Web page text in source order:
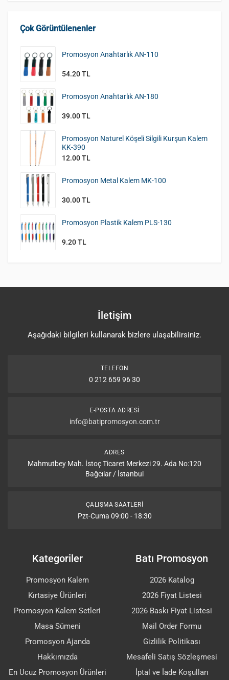
Çok Görüntülenenler
Promosyon Anahtarlık AN-110
54.20 TL
Promosyon Anahtarlık AN-180
39.00 TL
Promosyon Naturel Köşeli Silgili Kurşun Kalem
KK-390
12.00 TL
Promosyon Metal Kalem MK-100
30.00 TL
Promosyon Plastik Kalem PLS-130
9.20 TL
İletişim
Aşağıdaki bilgileri kullanarak bizlere ulaşabilirsiniz.
TELEFON
0 212 659 96 30
E-POSTA ADRESI
info@batipromosyon.com.tr
ADRES
Mahmutbey Mah. İstoç Ticaret Merkezi 29. Ada No:120
Bağcılar / İstanbul
ÇALIŞMA SAATLERI
Pzt-Cuma 09:00 - 18:30
Kategoriler
Promosyon Kalem
Kırtasiye Ürünleri
Promosyon Kalem Setleri
Masa Sümeni
Promosyon Ajanda
Hakkımızda
En Ucuz Promosyon Ürünleri
Batı Promosyon
2026 Katalog
2026 Fiyat Listesi
2026 Baskı Fiyat Listesi
Mail Order Formu
Gizlilik Politikası
Mesafeli Satış Sözleşmesi
İptal ve İade Koşulları